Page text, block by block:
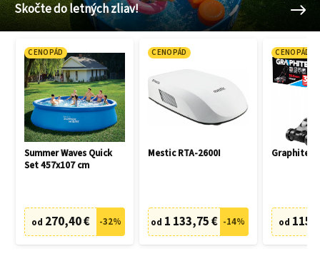
Skočte do letných zliav!
CENOPÁD
Summer Waves Quick
Set 457x107 cm
od 270,40 € -32%
CENOPÁD
Mestic RTA-2600I
od 1 133,75 € -14%
CENOPÁD
Graphite
od